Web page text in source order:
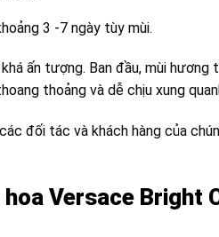
3 -7 ngày tùy mùi.
ấn tượng. Ban đầu, mùi hương
thoảng và dễ chịu xung
đối tác và khách hàng của
Versace Bright